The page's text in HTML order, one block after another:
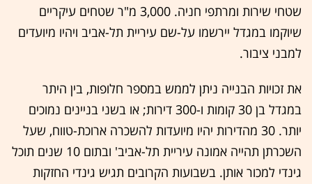
שטחי שירות ומרתפי חניה. 3,000 מ"ר שטחים עיקריים
שיוקמו במגדל יירשמו על-שם עיריית תל-אביב ויהיו מיועדים
למבני ציבור.
את זכויות הבנייה ניתן לממש במספר חלופות, בין היתר
במגדל בן 30 קומות ו-300 דירות; או בשני בניינים נמוכים
יותר. 30 מהדירות יהיו מיועדות להשכרה ארוכת-טווח, שעל
השכרתן תהייה אמונה עיריית תל-אביב' ובתום 10 שנים תוכל
גינדי למכור אותן. בשבועות הקרובים תגיש גינדי החזקות